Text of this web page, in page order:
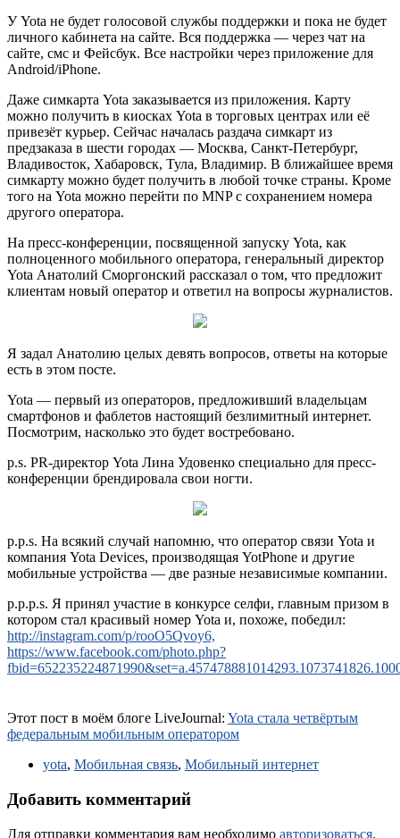
У Yota не будет голосовой службы поддержки и пока не будет
личного кабинета на сайте. Вся поддержка — через чат на
сайте, смс и Фейсбук. Все настройки через приложение для
Android/iPhone.
Даже симкарта Yota заказывается из приложения. Карту
можно получить в киосках Yota в торговых центрах или её
привезёт курьер. Сейчас началась раздача симкарт из
предзаказа в шести городах — Москва, Санкт-Петербург,
Владивосток, Хабаровск, Тула, Владимир. В ближайшее время
симкарту можно будет получить в любой точке страны. Кроме
того на Yota можно перейти по MNP с сохранением номера
другого оператора.
На пресс-конференции, посвященной запуску Yota, как
полноценного мобильного оператора, генеральный директор
Yota Анатолий Сморгонский рассказал о том, что предложит
клиентам новый оператор и ответил на вопросы журналистов.
Я задал Анатолию целых девять вопросов, ответы на которые
есть в этом посте.
Yota — первый из операторов, предложивший владельцам
смартфонов и фаблетов настоящий безлимитный интернет.
Посмотрим, насколько это будет востребовано.
p.s. PR-директор Yota Лина Удовенко специально для пресс-
конференции брендировала свои ногти.
p.p.s. На всякий случай напомню, что оператор связи Yota и
компания Yota Devices, производящая YotPhone и другие
мобильные устройства — две разные независимые компании.
p.p.p.s. Я принял участие в конкурсе селфи, главным призом в
котором стал красивый номер Yota и, похоже, победил:
http://instagram.com/p/rooO5Qvoy6,
https://www.facebook.com/photo.php?
Этот пост в моём блоге LiveJournal: Yota стала четвёртым
федеральным мобильным оператором
yota, Мобильная связь, Мобильный интернет
Добавить комментарий
Для отправки комментария вам необходимо авторизоваться.